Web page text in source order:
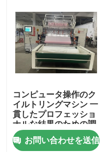
コンピュータ操作のク
イルトリングマシン 一
貫したプロフェッショ
ナルな結果のための調
整可能な糸の張力
お問い合わせを送信